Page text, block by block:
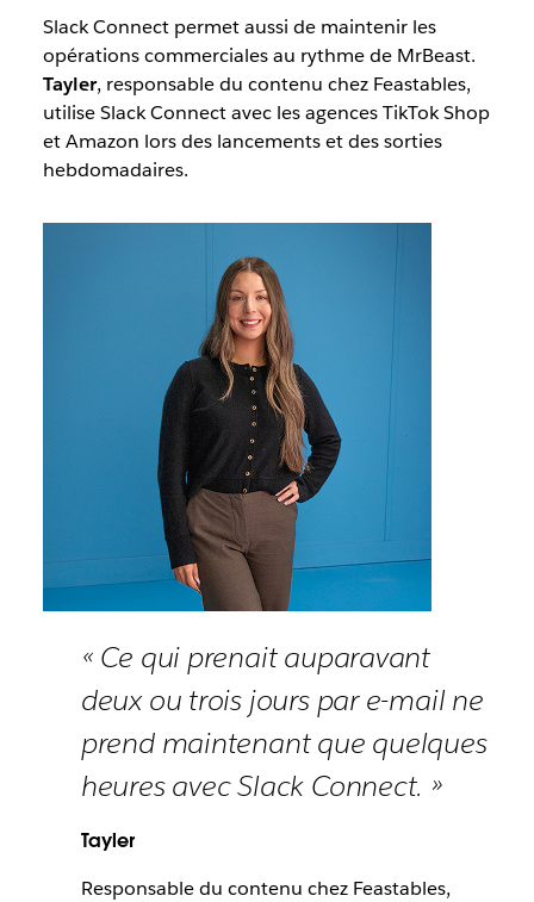
Slack Connect permet aussi de maintenir les
opérations commerciales au rythme de MrBeast.
Tayler, responsable du contenu chez Feastables,
utilise Slack Connect avec les agences TikTok Shop
et Amazon lors des lancements et des sorties
hebdomadaires.
« Ce qui prenait auparavant
deux ou trois jours par e-mail ne
prend maintenant que quelques
heures avec Slack Connect. »
Tayler
Responsable du contenu chez Feastables,